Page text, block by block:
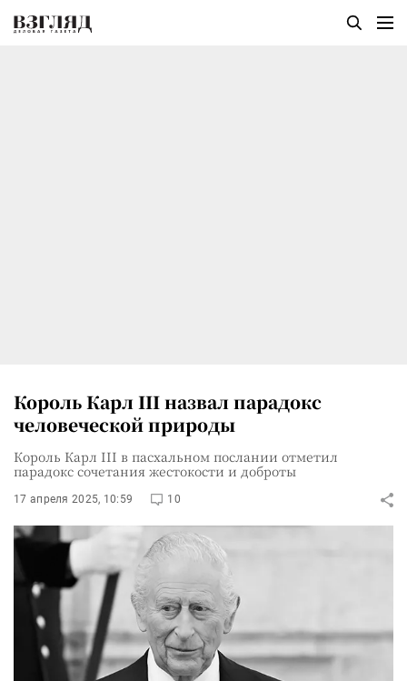
Король Карл III назвал парадокс
человеческой природы
Король Карл III в пасхальном послании отметил
парадокс сочетания жестокости и доброты
17 апреля 2025, 10:59 10